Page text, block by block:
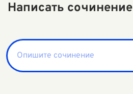
Написать сочинение